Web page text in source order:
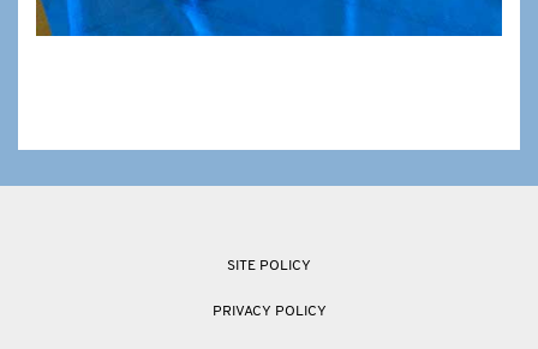
SITE POLICY
PRIVACY POLICY